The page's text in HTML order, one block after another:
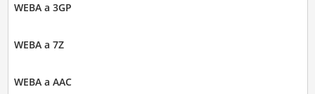
WEBA a 3GP
WEBA a 7Z
WEBA a AAC